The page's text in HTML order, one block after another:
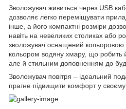
Зволожувач живиться через USB
дозволяє легко переміщувати
інше, а його компактні розміри
навіть на невеликих столиках або
зволожувач оснащений кольоровою
кольором водяну хмару, що робить
але й стильним доповненням до
Зволожувач повітря – ідеальний
прагне підвищити комфорт у своєму